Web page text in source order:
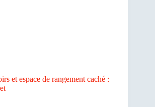
et espace de rangement caché :